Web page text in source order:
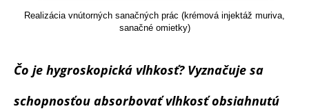
Realizácia vnútorných sanačných prác (krémová injektáž muriva,
sanačné omietky)
Čo je hygroskopická vlhkosť? Vyznačuje sa
schopnosťou absorbovať vlhkosť obsiahnutú